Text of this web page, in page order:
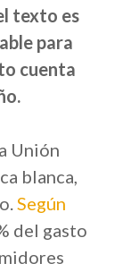
texto es
para
cuenta
Unión
blanca,
Según
del gasto